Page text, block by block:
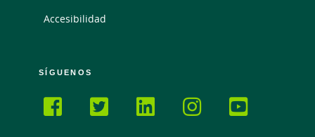
Accesibilidad
SÍGUENOS